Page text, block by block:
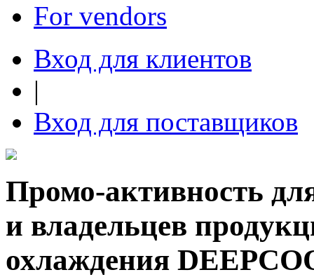
For vendors
Вход для клиентов
|
Вход для поставщиков
Промо-активность
и владельцев
охлаждения